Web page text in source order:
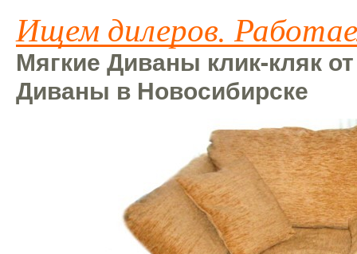
Ищем дилеров.
Мягкие Диваны клик-кляк
Диваны в Новосибирске